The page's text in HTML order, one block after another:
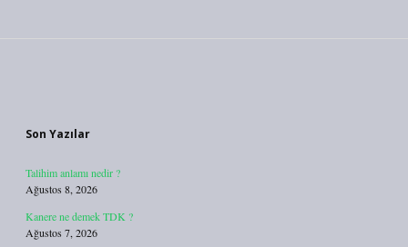
Son Yazılar
Talihim anlamı nedir ?
Ağustos 8, 2026
Kanere ne demek TDK ?
Ağustos 7, 2026